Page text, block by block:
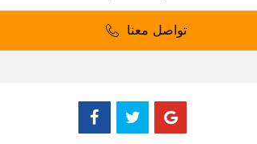
تواصل معنا